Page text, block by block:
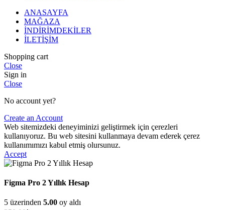
ANASAYFA
MAĞAZA
İNDİRİMDEKİLER
İLETİŞİM
Shopping cart
Close
Sign in
Close
No account yet?
Create an Account
Web sitemizdeki deneyiminizi geliştirmek için çerezleri
kullanıyoruz. Bu web sitesini kullanmaya devam ederek çerez
kullanımımızı kabul etmiş olursunuz.
Accept
Figma Pro 2 Yıllık Hesap
5 üzerinden 5.00 oy aldı